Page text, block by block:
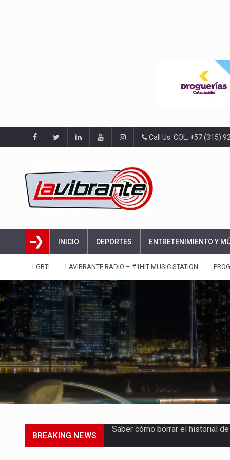
Call Us: COL. +57 (315)
INICIO DEPORTES ENTRETENIMIENTO Y
LGBTI LAVIBRANTE RADIO – #1HIT MUSIC STATION
BREAKING NEWS Jhon Arias continúa